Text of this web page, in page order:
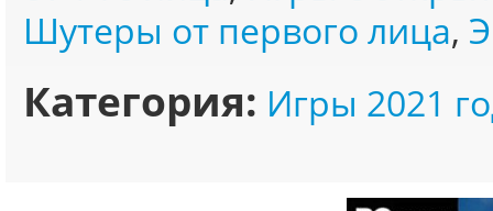
Шутеры от первого лица,
Категория: Игры 2021